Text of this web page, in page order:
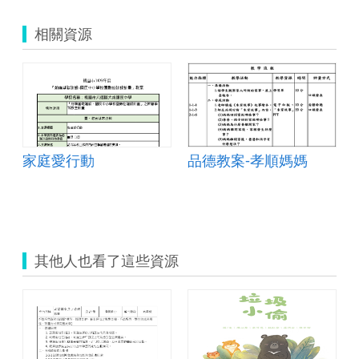
相關資源
家庭愛行動 品德教案-孝順媽媽
其他人也看了這些資源